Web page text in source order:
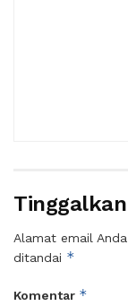
Alamat email
ditandai *
Komentar *